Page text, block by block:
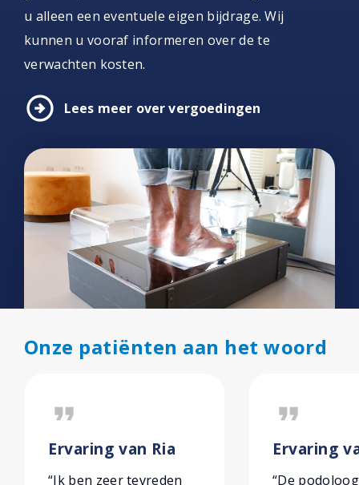
u alleen een eventuele eigen bijdrage. Wij
kunnen u vooraf informeren over de te
verwachten kosten.
arrow_circle_right Lees meer over vergoedingen
Onze patiënten aan het woord
format_quote
Ervaring van Ria
“Ik ben zeer tevreden
format_quote
Ervaring
“De